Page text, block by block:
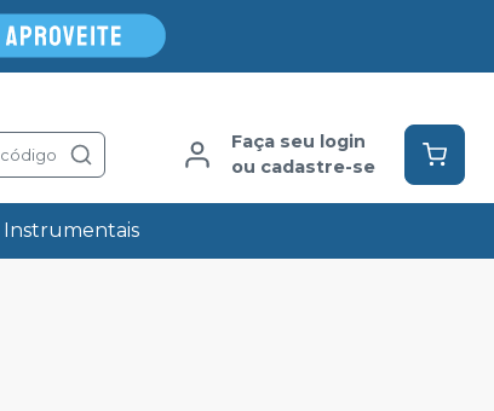
Faça seu login
ou cadastre-se
Instrumentais